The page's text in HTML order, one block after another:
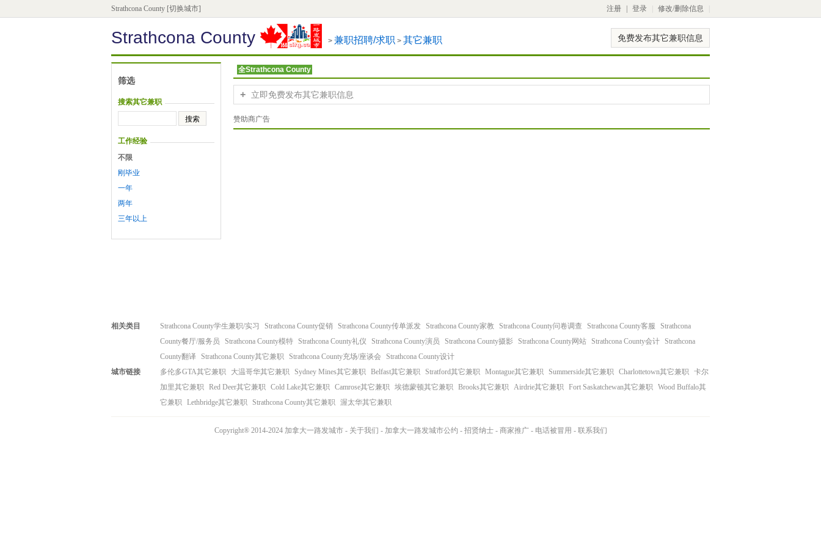
Strathcona County [切换城市] 注册 登录 修改/删除信息
Strathcona County > 兼职招聘/求职 > 其它兼职 免费发布其它兼职信息
筛选
搜索其它兼职
工作经验
不限
刚毕业
一年
两年
三年以上
全Strathcona County
+ 立即免费发布其它兼职信息
赞助商广告
相关类目 Strathcona County学生兼职/实习 Strathcona County促销 Strathcona County传单派发 Strathcona County家教 Strathcona County问卷调查 Strathcona County客服
Strathcona
County餐厅/服务员
Strathcona County模特 Strathcona County礼仪 Strathcona County演员 Strathcona County摄影 Strathcona County网站 Strathcona County会计
Strathcona
County翻译
Strathcona County其它兼职 Strathcona County充场/座谈会
Strathcona County设计
城市链接
多伦多GTA其它兼职 大温哥华其它兼职 Sydney Mines其它兼职 Belfast其它兼职 Stratford其它兼职 Montague其它兼职 Summerside其它兼职 Charlottetown其它兼职 卡尔
加里其它兼职 Red Deer其它兼职 Cold Lake其它兼职 Camrose其它兼职 埃德蒙顿其它兼职 Brooks其它兼职 Airdrie其它兼职 Fort Saskatchewan其它兼职 Wood Buffalo其
它兼职 Lethbridge其它兼职 Strathcona County其它兼职 渥太华其它兼职
Copyright® 2014-2024 加拿大一路发城市 - 关于我们 - 加拿大一路发城市公约 - 招贤纳士- 商家推广- 电话被冒用 - 联系我们